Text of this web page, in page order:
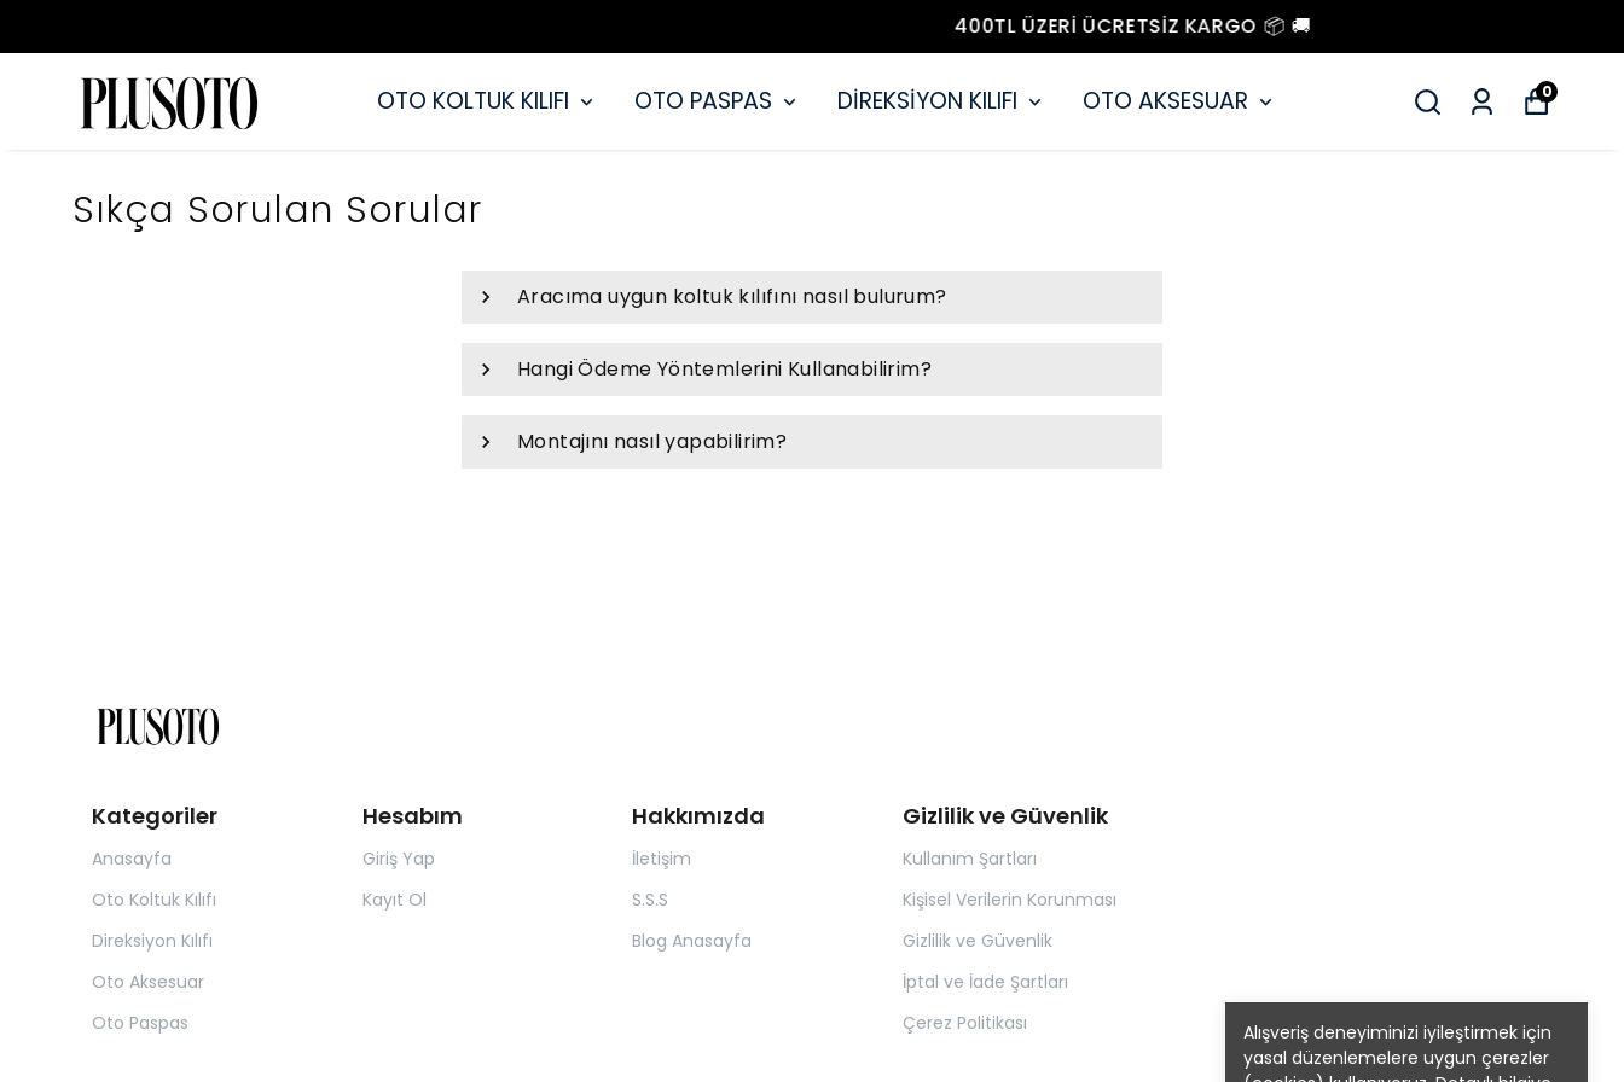
400TL ÜZERI ÜCRETSIZ KARGO 📦 🚚
OTO KOLTUK KILIFI OTO PASPAS DİREKSİYON KILIFI OTO AKSESUAR 0
Alışveriş deneyiminizi iyileştirmek için
yasal düzenlemelere uygun çerezler
Sıkça Sorulan Sorular
Aracıma uygun koltuk kılıfını nasıl bulurum?
Hangi Ödeme Yöntemlerini Kullanabilirim?
Montajını nasıl yapabilirim?
Kategoriler
Anasayfa
Oto Koltuk Kılıfı
Direksiyon Kılıfı
Oto Aksesuar
Oto Paspas
Hesabım
Giriş Yap
Kayıt Ol
Hakkımızda
İletişim
S.S.S
Blog Anasayfa
Gizlilik ve Güvenlik
Kullanım Şartları
Kişisel Verilerin Korunması
Gizlilik ve Güvenlik
İptal ve İade Şartları
Çerez Politikası